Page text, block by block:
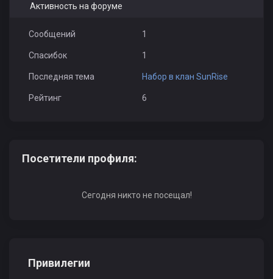
Активность на форуме
Сообщений 1
Спасибок 1
Последняя тема Набор в клан SunRise
Рейтинг 6
Посетители профиля:
Сегодня никто не посещал!
Привилегии